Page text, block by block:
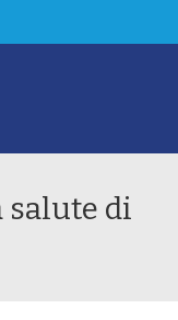
salute di